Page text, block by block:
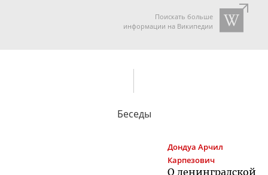
Поискать больше
информации на Википедии
Беседы
Дондуа Арчил
Карпезович
О ленинградской